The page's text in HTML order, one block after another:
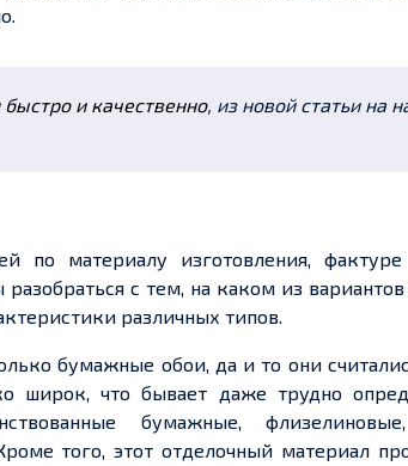
быстро и качественно, из новой статьи на
по материалу изготовления, фактуре
с тем, на каком из вариантов
различных типов.
бумажные обои, да и то они
широк, что бывает даже трудно
бумажные,
того, этот отделочный материал